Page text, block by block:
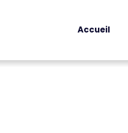
Accueil